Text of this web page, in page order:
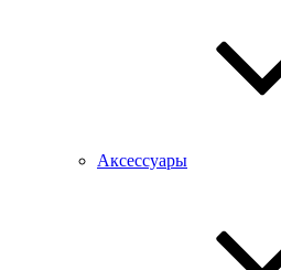
Аксессуары